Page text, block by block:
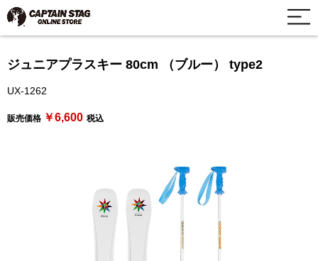
ジュニアプラスキー 80cm （ブルー） type2
UX-1262
販売価格 ￥6,600 税込